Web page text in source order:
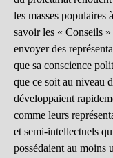
les masses populaires
savoir les « Conseils
envoyer des
que sa conscience
que ce soit au niveau
développaient
comme leurs
et semi-intellectuels
possédaient au moins